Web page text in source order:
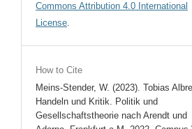
Commons Attribution 4.0 International
License.
How to Cite
Meins-Stender, W. (2023). Tobias
Handeln und Kritik. Politik und
Gesellschaftstheorie nach Arendt und